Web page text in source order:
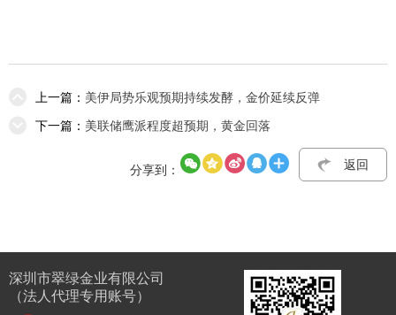
上一篇： 美伊局势乐观预期持续发酵，金价延续反弹
下一篇： 美联储鹰派程度超预期，黄金回落
返回
分享到：
深圳市翠绿金业有限公司
（法人代理专用账号）